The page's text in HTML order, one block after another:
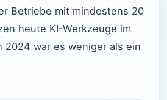
Betriebe mit mindestens 20
heute KI-Werkzeuge im
2024 war es weniger als ein